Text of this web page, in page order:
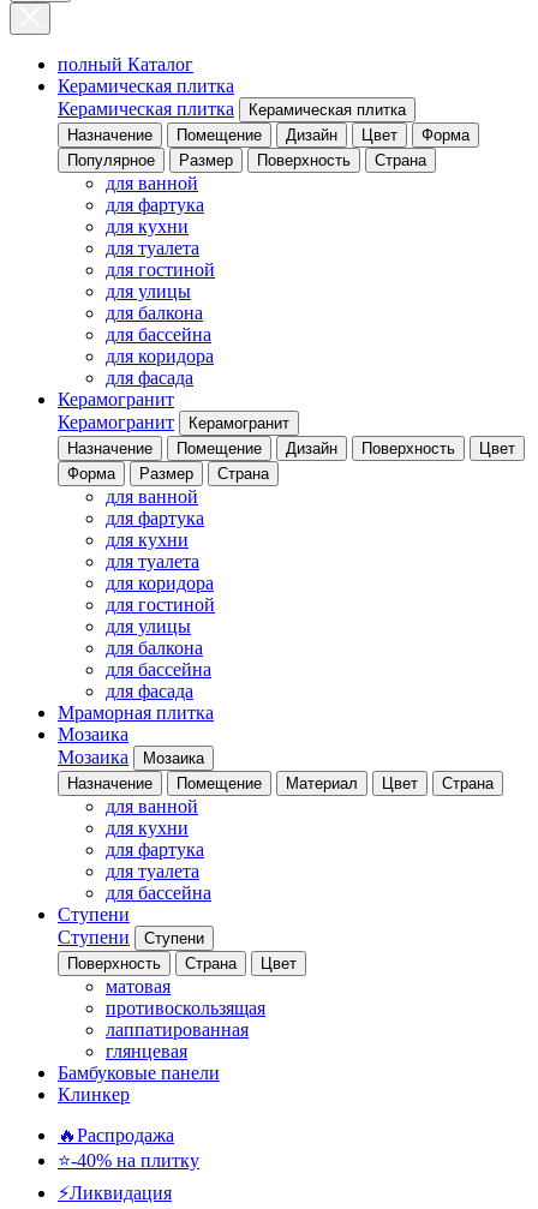
полный Каталог
Керамическая плитка
Керамическая плитка
Керамическая плитка
Назначение
Помещение Дизайн Цвет
Форма
Популярное
Размер Поверхность Страна
для ванной
для фартука
для кухни
для туалета
для гостиной
для улицы
для балкона
для бассейна
для коридора
для фасада
Керамогранит
Керамогранит
Керамогранит
Назначение
Помещение Дизайн Поверхность
Цвет
Форма
Размер Страна
для ванной
для фартука
для кухни
для туалета
для коридора
для гостиной
для улицы
для балкона
для бассейна
для фасада
Мраморная плитка
Мозаика
Мозаика
Мозаика
Назначение
Помещение Материал Цвет Страна
для ванной
для кухни
для фартука
для туалета
для бассейна
Ступени
Ступени
Ступени
Поверхность
Страна Цвет
матовая
противоскользящая
лаппатированная
глянцевая
Бамбуковые панели
Клинкер
🔥Распродажа
⭐-40% на плитку
⚡️Ликвидация